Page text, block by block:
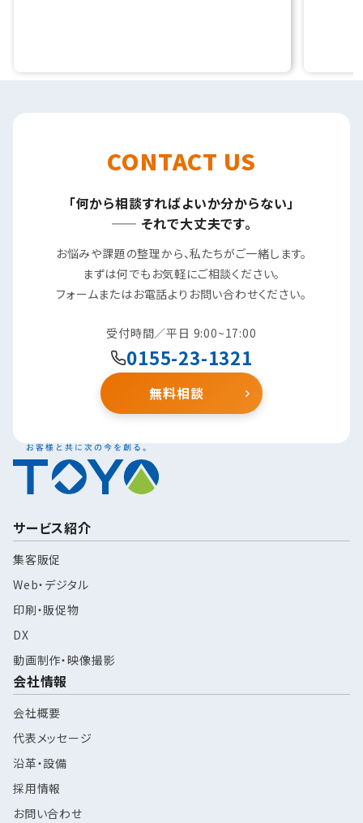
サービス紹介
集客販促
Web・デジタル
印刷・販促物
DX
動画制作・映像撮影
会社情報
会社概要
代表メッセージ
沿革・設備
採用情報
お問い合わせ
CONTACT US
「何から相談すればよいか分からない」
—— それで大丈夫です。
お悩みや課題の整理から、私たちがご一緒します。
まずは何でもお気軽にご相談ください。
フォームまたはお電話よりお問い合わせください。
受付時間／平日 9:00~17:00
0155-23-1321
無料相談